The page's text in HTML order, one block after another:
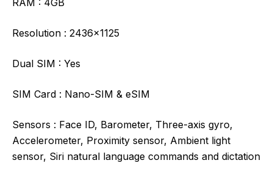
Resolution : 2436×1125
Dual SIM : Yes
SIM Card : Nano-SIM & eSIM
Sensors : Face ID, Barometer, Three-axis gyro,
Accelerometer, Proximity sensor, Ambient light
sensor, Siri natural language commands and dictation